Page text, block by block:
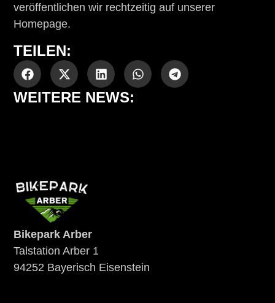
veröffentlichen wir rechtzeitig auf unserer
Homepage.
TEILEN:
WEITERE NEWS:
Bikepark Arber
Talstation Arber 1
94252 Bayerisch Eisenstein